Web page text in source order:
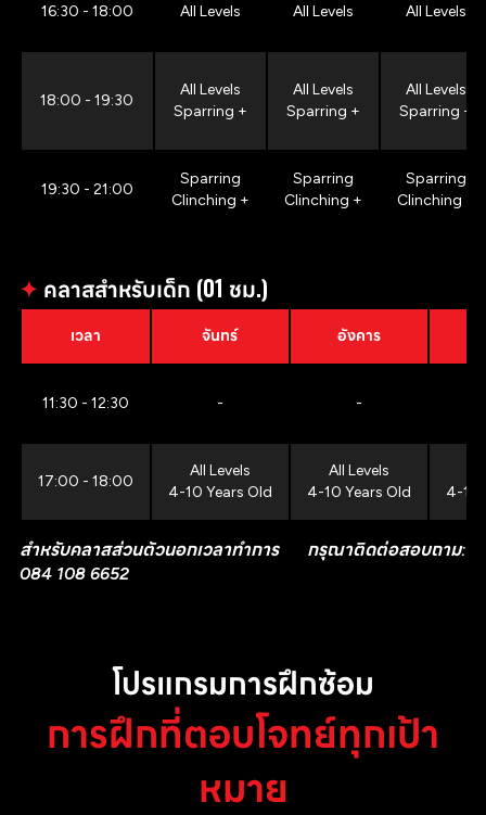
16:30 - 18:00 All Levels All Levels All Levels
18:00 - 19:30
All Levels
Sparring +
All Levels
Sparring +
All Levels
Sparring +
19:30 - 21:00
Sparring
Clinching +
Sparring
Clinching +
Sparring
Clinching +
✦ คลาสสำหรับเด็ก (01 ชม.)
เวลา จันทร์ อังคาร
11:30 - 12:30 - -
17:00 - 18:00
All Levels
4-10 Years Old
All Levels
4-10 Years Old
4-10
สำหรับคลาสส่วนตัวนอกเวลาทำการ กรุณาติดต่อสอบถาม:
084 108 6652
โปรแกรมการฝึกซ้อม
การฝึกที่ตอบโจทย์ทุกเป้า
หมาย